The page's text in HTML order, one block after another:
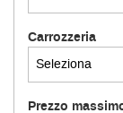
Carrozzeria
Prezzo